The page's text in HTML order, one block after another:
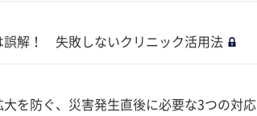
誤解！ 失敗しないクリニック活用法
を防ぐ、災害発生直後に必要な3つの対応